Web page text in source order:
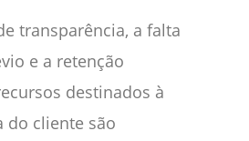
transparência, a falta
e a retenção
destinados à
do cliente são